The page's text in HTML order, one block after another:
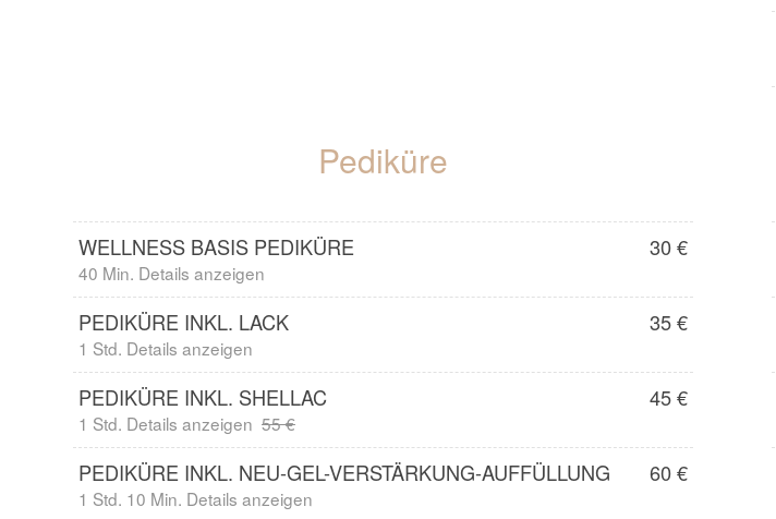
Pediküre
WELLNESS BASIS PEDIKÜRE 30 €
40 Min. Details anzeigen
PEDIKÜRE INKL. LACK 35 €
1 Std. Details anzeigen
PEDIKÜRE INKL. SHELLAC 45 €
1 Std. Details anzeigen 55 €
PEDIKÜRE INKL. NEU-GEL-VERSTÄRKUNG-AUFFÜLLUNG 60 €
1 Std. 10 Min. Details anzeigen